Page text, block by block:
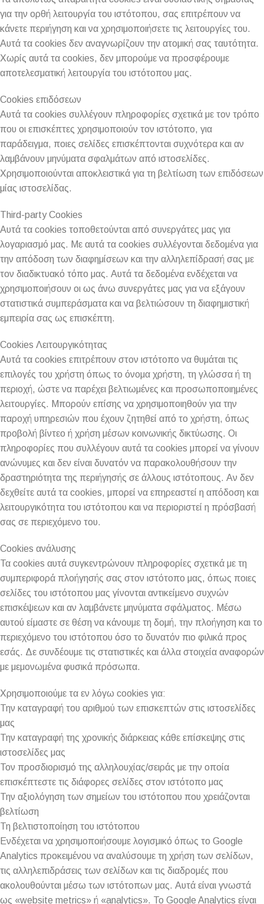
για την ορθή λειτουργία του ιστότοπου, σας επιτρέπουν να
κάνετε περιήγηση και να χρησιμοποιήσετε τις λειτουργίες του.
Αυτά τα cookies δεν αναγνωρίζουν την ατομική σας ταυτότητα.
Χωρίς αυτά τα cookies, δεν μπορούμε να προσφέρουμε
αποτελεσματική λειτουργία του ιστότοπου μας.
Cookies επιδόσεων
Αυτά τα cookies συλλέγουν πληροφορίες σχετικά με τον τρόπο
που οι επισκέπτες χρησιμοποιούν τον ιστότοπο, για
παράδειγμα, ποιες σελίδες επισκέπτονται συχνότερα και αν
λαμβάνουν μηνύματα σφαλμάτων από ιστοσελίδες.
Χρησιμοποιούνται αποκλειστικά για τη βελτίωση των επιδόσεων
μίας ιστοσελίδας.
Τhird-party Cookies
Αυτά τα cookies τοποθετούνται από συνεργάτες μας για
λογαριασμό μας. Με αυτά τα cookies συλλέγονται δεδομένα για
την απόδοση των διαφημίσεων και την αλληλεπίδρασή σας με
τον διαδικτυακό τόπο μας. Αυτά τα δεδομένα ενδέχεται να
χρησιμοποιήσουν οι ως άνω συνεργάτες μας για να εξάγουν
στατιστικά συμπεράσματα και να βελτιώσουν τη διαφημιστική
εμπειρία σας ως επισκέπτη.
Cookies Λειτουργικότητας
Αυτά τα cookies επιτρέπουν στον ιστότοπο να θυμάται τις
επιλογές του χρήστη όπως το όνομα χρήστη, τη γλώσσα ή τη
περιοχή, ώστε να παρέχει βελτιωμένες και προσωποποιημένες
λειτουργίες. Μπορούν επίσης να χρησιμοποιηθούν για την
παροχή υπηρεσιών που έχουν ζητηθεί από το χρήστη, όπως
προβολή βίντεο ή χρήση μέσων κοινωνικής δικτύωσης. Οι
πληροφορίες που συλλέγουν αυτά τα cookies μπορεί να γίνουν
ανώνυμες και δεν είναι δυνατόν να παρακολουθήσουν την
δραστηριότητα της περιήγησής σε άλλους ιστότοπους. Αν δεν
δεχθείτε αυτά τα cookies, μπορεί να επηρεαστεί η απόδοση και
λειτουργικότητα του ιστότοπου και να περιοριστεί η πρόσβασή
σας σε περιεχόμενο του.
Cookies ανάλυσης
Τα cookies αυτά συγκεντρώνουν πληροφορίες σχετικά με τη
συμπεριφορά πλοήγησής σας στον ιστότοπο μας, όπως ποιες
σελίδες του ιστότοπου μας γίνονται αντικείμενο συχνών
επισκέψεων και αν λαμβάνετε μηνύματα σφάλματος. Μέσω
αυτού είμαστε σε θέση να κάνουμε τη δομή, την πλοήγηση και το
περιεχόμενο του ιστότοπου όσο το δυνατόν πιο φιλικά προς
εσάς. Δε συνδέουμε τις στατιστικές και άλλα στοιχεία αναφορών
με μεμονωμένα φυσικά πρόσωπα.
Χρησιμοποιούμε τα εν λόγω cookies για:
Την καταγραφή του αριθμού των επισκεπτών στις ιστοσελίδες
μας
Την καταγραφή της χρονικής διάρκειας κάθε επίσκεψης στις
ιστοσελίδες μας
Τον προσδιορισμό της αλληλουχίας/σειράς με την οποία
επισκέπτεστε τις διάφορες σελίδες στον ιστότοπο μας
Την αξιολόγηση των σημείων του ιστότοπου που χρειάζονται
βελτίωση
Τη βελτιστοποίηση του ιστότοπου
Ενδέχεται να χρησιμοποιήσουμε λογισμικό όπως το Google
Analytics προκειμένου να αναλύσουμε τη χρήση των σελίδων,
τις αλληλεπιδράσεις των σελίδων και τις διαδρομές που
ακολουθούνται μέσω των ιστότοπων μας. Αυτά είναι γνωστά
ως «website metrics» ή «analytics». Το Google Analytics είναι